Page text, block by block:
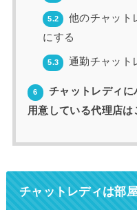
5.2
他のチャット
にする
5.3 通勤チャット
6
チャットレディに
用意している代理店は
チャットレディは部